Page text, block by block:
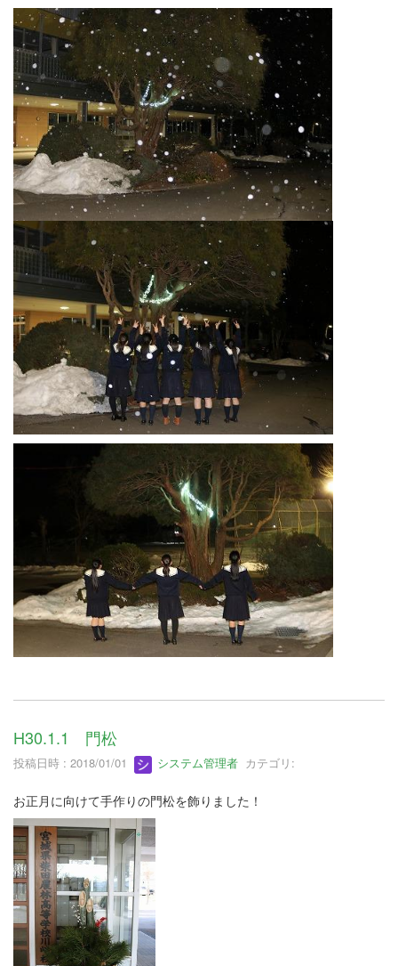
H30.1.1 門松
投稿日時 : 2018/01/01 システム管理者 カテゴリ:
お正月に向けて手作りの門松を飾りました！